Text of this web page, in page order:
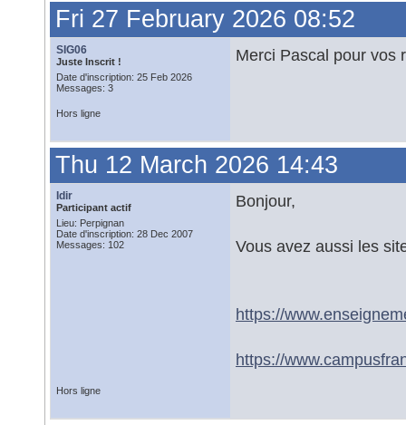
Fri 27 February 2026 08:52
SIG06
Juste Inscrit !
Date d'inscription: 25 Feb 2026
Messages: 3
Merci Pascal pour vos
Hors ligne
Thu 12 March 2026 14:43
Idir
Participant actif
Lieu: Perpignan
Date d'inscription: 28 Dec 2007
Messages: 102
Bonjour,
Vous avez aussi les
https://
https://
Hors ligne